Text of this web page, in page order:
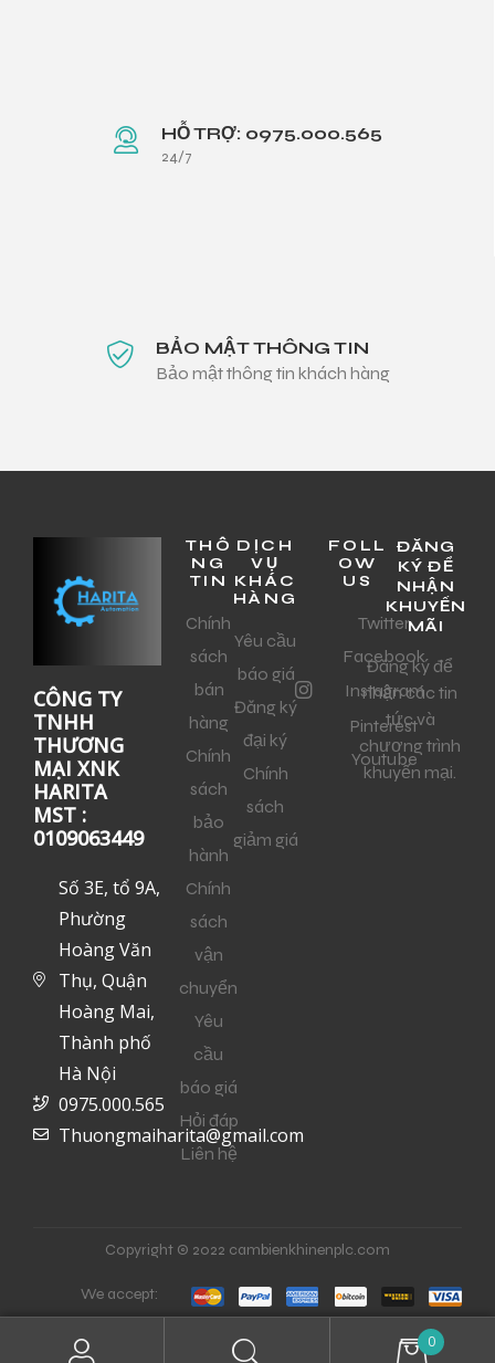
HỖ TRỢ: 0975.000.565
24/7
BẢO MẬT THÔNG TIN
Bảo mật thông tin khách hàng
CÔNG TY
TNHH
THƯƠNG
MẠI XNK
HARITA
MST :
0109063449
Số 3E, tổ 9A,
Phường
Hoàng Văn
Thụ, Quận
Hoàng Mai,
Thành phố
Hà Nội
0975.000.565
Thuongmaiharita@gmail.com
THÔ
NG
TIN
Chính
sách
bán
hàng
Chính
sách
bảo
hành
Chính
sách
vận
chuyển
Yêu
cầu
báo giá
Hỏi đáp
Liên hệ
DỊCH
VỤ
KHÁC
HÀNG
Yêu cầu
báo giá
Đăng ký
đại ký
Chính
sách
giảm giá
FOLL
OW
US
Twitter
Facebook
Instagram
Pinterest
Youtube
ĐĂNG
KÝ ĐỂ
NHẬN
KHUYẾN
MÃI
Đăng ký để
nhận các tin
tức và
chương trình
khuyến mại.
Copyright © 2022 cambienkhinenplc.com
We accept:
0